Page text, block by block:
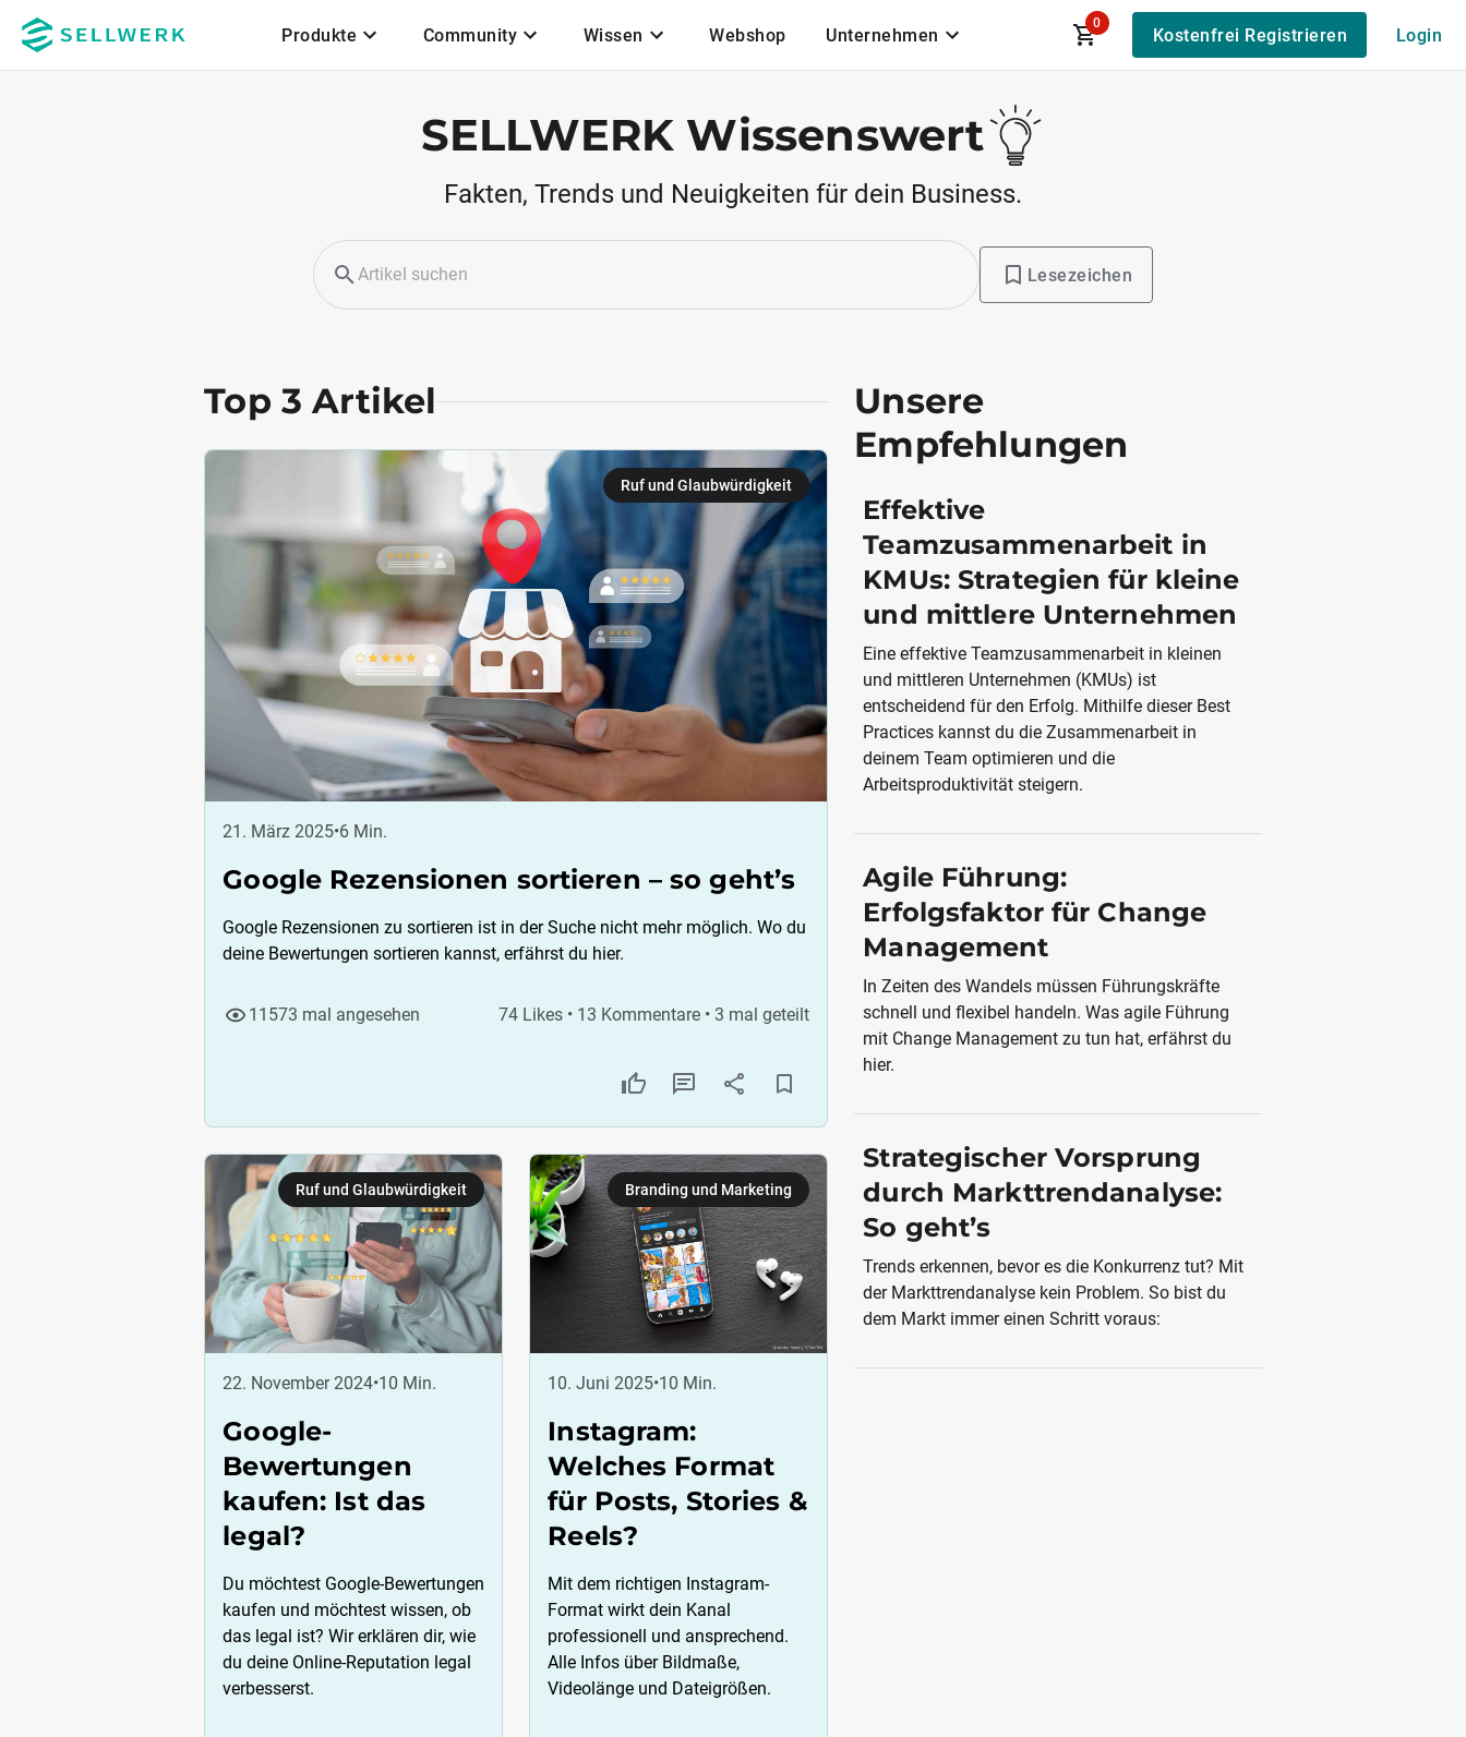
Zum Hauptinhalt
Produkte Community Wissen Webshop Unternehmen
0
Kostenfrei Registrieren Login
SELLWERK Wissenswert
Fakten, Trends und Neuigkeiten für dein Business.
Lesezeichen
Top 3 Artikel
Ruf und Glaubwürdigkeit
21. März 2025•6 Min.
Google Rezensionen sortieren – so geht’s
Google Rezensionen zu sortieren ist in der Suche nicht mehr möglich. Wo du
deine Bewertungen sortieren kannst, erfährst du hier.
11573 mal angesehen 74 Likes • 13 Kommentare • 3 mal geteilt
Ruf und Glaubwürdigkeit
22. November 2024•10 Min.
Google-
Bewertungen
kaufen: Ist das
legal?
Du möchtest Google-Bewertungen
kaufen und möchtest wissen, ob
das legal ist? Wir erklären dir, wie
du deine Online-Reputation legal
verbesserst.
Branding und Marketing
10. Juni 2025•10 Min.
Instagram:
Welches Format
für Posts, Stories &
Reels?
Mit dem richtigen Instagram-
Format wirkt dein Kanal
professionell und ansprechend.
Alle Infos über Bildmaße,
Videolänge und Dateigrößen.
Unsere
Empfehlungen
Effektive
Teamzusammenarbeit in
KMUs: Strategien für kleine
und mittlere Unternehmen
Eine effektive Teamzusammenarbeit in kleinen
und mittleren Unternehmen (KMUs) ist
entscheidend für den Erfolg. Mithilfe dieser Best
Practices kannst du die Zusammenarbeit in
deinem Team optimieren und die
Arbeitsproduktivität steigern.
Agile Führung:
Erfolgsfaktor für Change
Management
In Zeiten des Wandels müssen Führungskräfte
schnell und flexibel handeln. Was agile Führung
mit Change Management zu tun hat, erfährst du
hier.
Strategischer Vorsprung
durch Markttrendanalyse:
So geht’s
Trends erkennen, bevor es die Konkurrenz tut? Mit
der Markttrendanalyse kein Problem. So bist du
dem Markt immer einen Schritt voraus: